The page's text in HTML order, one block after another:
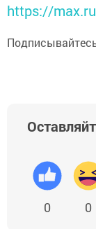
https://
0 0